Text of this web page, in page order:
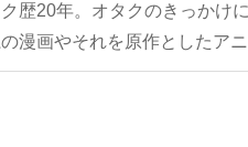
歴20年。オタクのきっかけ
漫画やそれを原作としたア